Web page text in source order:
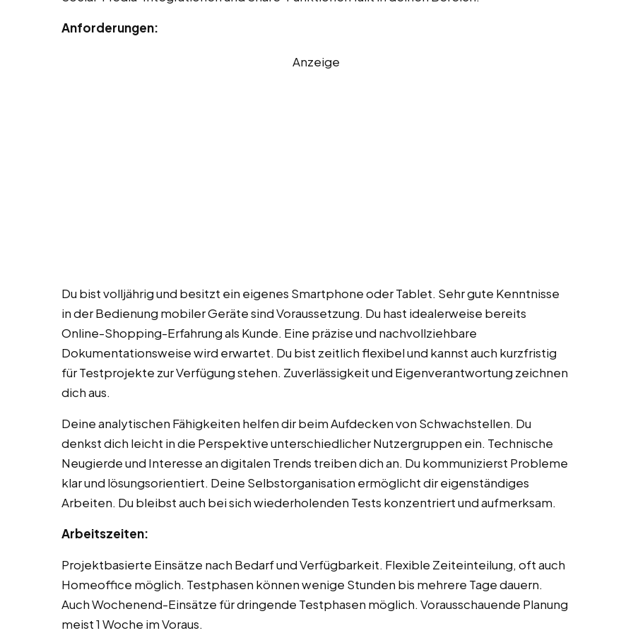
Anforderungen:
Anzeige
Du bist volljährig und besitzt ein eigenes Smartphone oder Tablet. Sehr gute Kenntnisse
in der Bedienung mobiler Geräte sind Voraussetzung. Du hast idealerweise bereits
Online-Shopping-Erfahrung als Kunde. Eine präzise und nachvollziehbare
Dokumentationsweise wird erwartet. Du bist zeitlich flexibel und kannst auch kurzfristig
für Testprojekte zur Verfügung stehen. Zuverlässigkeit und Eigenverantwortung zeichnen
dich aus.
Deine analytischen Fähigkeiten helfen dir beim Aufdecken von Schwachstellen. Du
denkst dich leicht in die Perspektive unterschiedlicher Nutzergruppen ein. Technische
Neugierde und Interesse an digitalen Trends treiben dich an. Du kommunizierst Probleme
klar und lösungsorientiert. Deine Selbstorganisation ermöglicht dir eigenständiges
Arbeiten. Du bleibst auch bei sich wiederholenden Tests konzentriert und aufmerksam.
Arbeitszeiten:
Projektbasierte Einsätze nach Bedarf und Verfügbarkeit. Flexible Zeiteinteilung, oft auch
Homeoffice möglich. Testphasen können wenige Stunden bis mehrere Tage dauern.
Auch Wochenend-Einsätze für dringende Testphasen möglich. Vorausschauende Planung
meist 1 Woche im Voraus.